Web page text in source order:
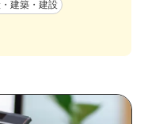
建築・建設